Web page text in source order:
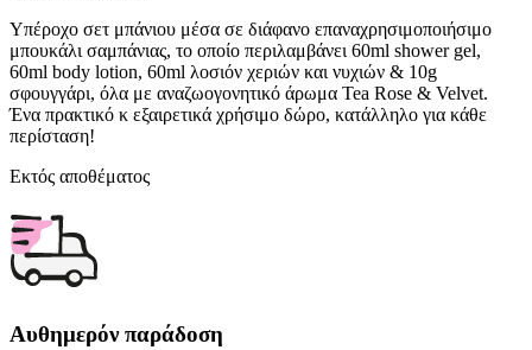
Υπέροχο σετ μπάνιου μέσα σε διάφανο επαναχρησιμοποιήσιμο
μπουκάλι σαμπάνιας, το οποίο περιλαμβάνει 60ml shower gel,
60ml body lotion, 60ml λοσιόν χεριών και νυχιών & 10g
σφουγγάρι, όλα με αναζωογονητικό άρωμα Tea Rose & Velvet.
Ένα πρακτικό κ εξαιρετικά χρήσιμο δώρο, κατάλληλο για κάθε
περίσταση!
Εκτός αποθέματος
Αυθημερόν παράδοση